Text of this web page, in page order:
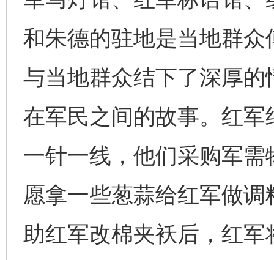
和朱德的驻地是当地群
与当地群众结下了深厚
在军民之间的故事。红
一针一线，他们采购军
愿拿一些葱蒜给红军做
助红军改棉夹袄后，红